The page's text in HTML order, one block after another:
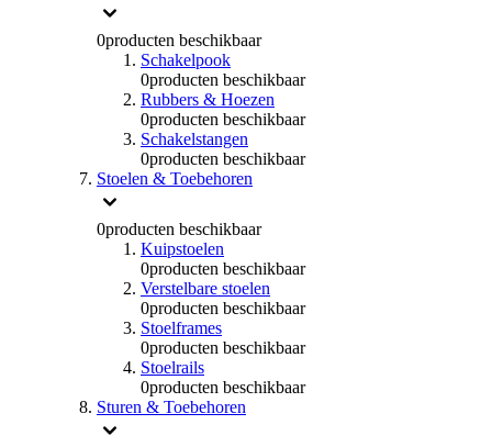
0producten beschikbaar
Schakelpook
0producten beschikbaar
Rubbers & Hoezen
0producten beschikbaar
Schakelstangen
0producten beschikbaar
Stoelen & Toebehoren
0producten beschikbaar
Kuipstoelen
0producten beschikbaar
Verstelbare stoelen
0producten beschikbaar
Stoelframes
0producten beschikbaar
Stoelrails
0producten beschikbaar
Sturen & Toebehoren